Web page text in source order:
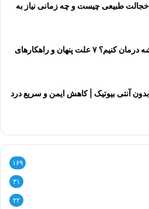
طبیعی چیست و چه زمانی نیاز به
بوی بد دهان را چگونه برای همیشه درمان کنیم؟ ۷ علت پنهان و راهکارهای
آنتی بیوتیک | کاهش ایمن و سریع درد
۱۶۹
۳۱
۲۲